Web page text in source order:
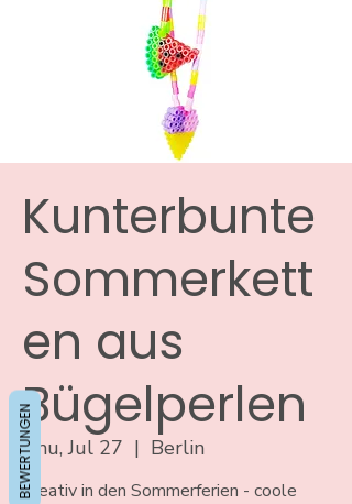
Kunterbunte
Sommerkett
en aus
Bügelperlen
Thu, Jul 27
  |
Berlin
Kreativ in den Sommerferien - coole
BEWERTUNGEN